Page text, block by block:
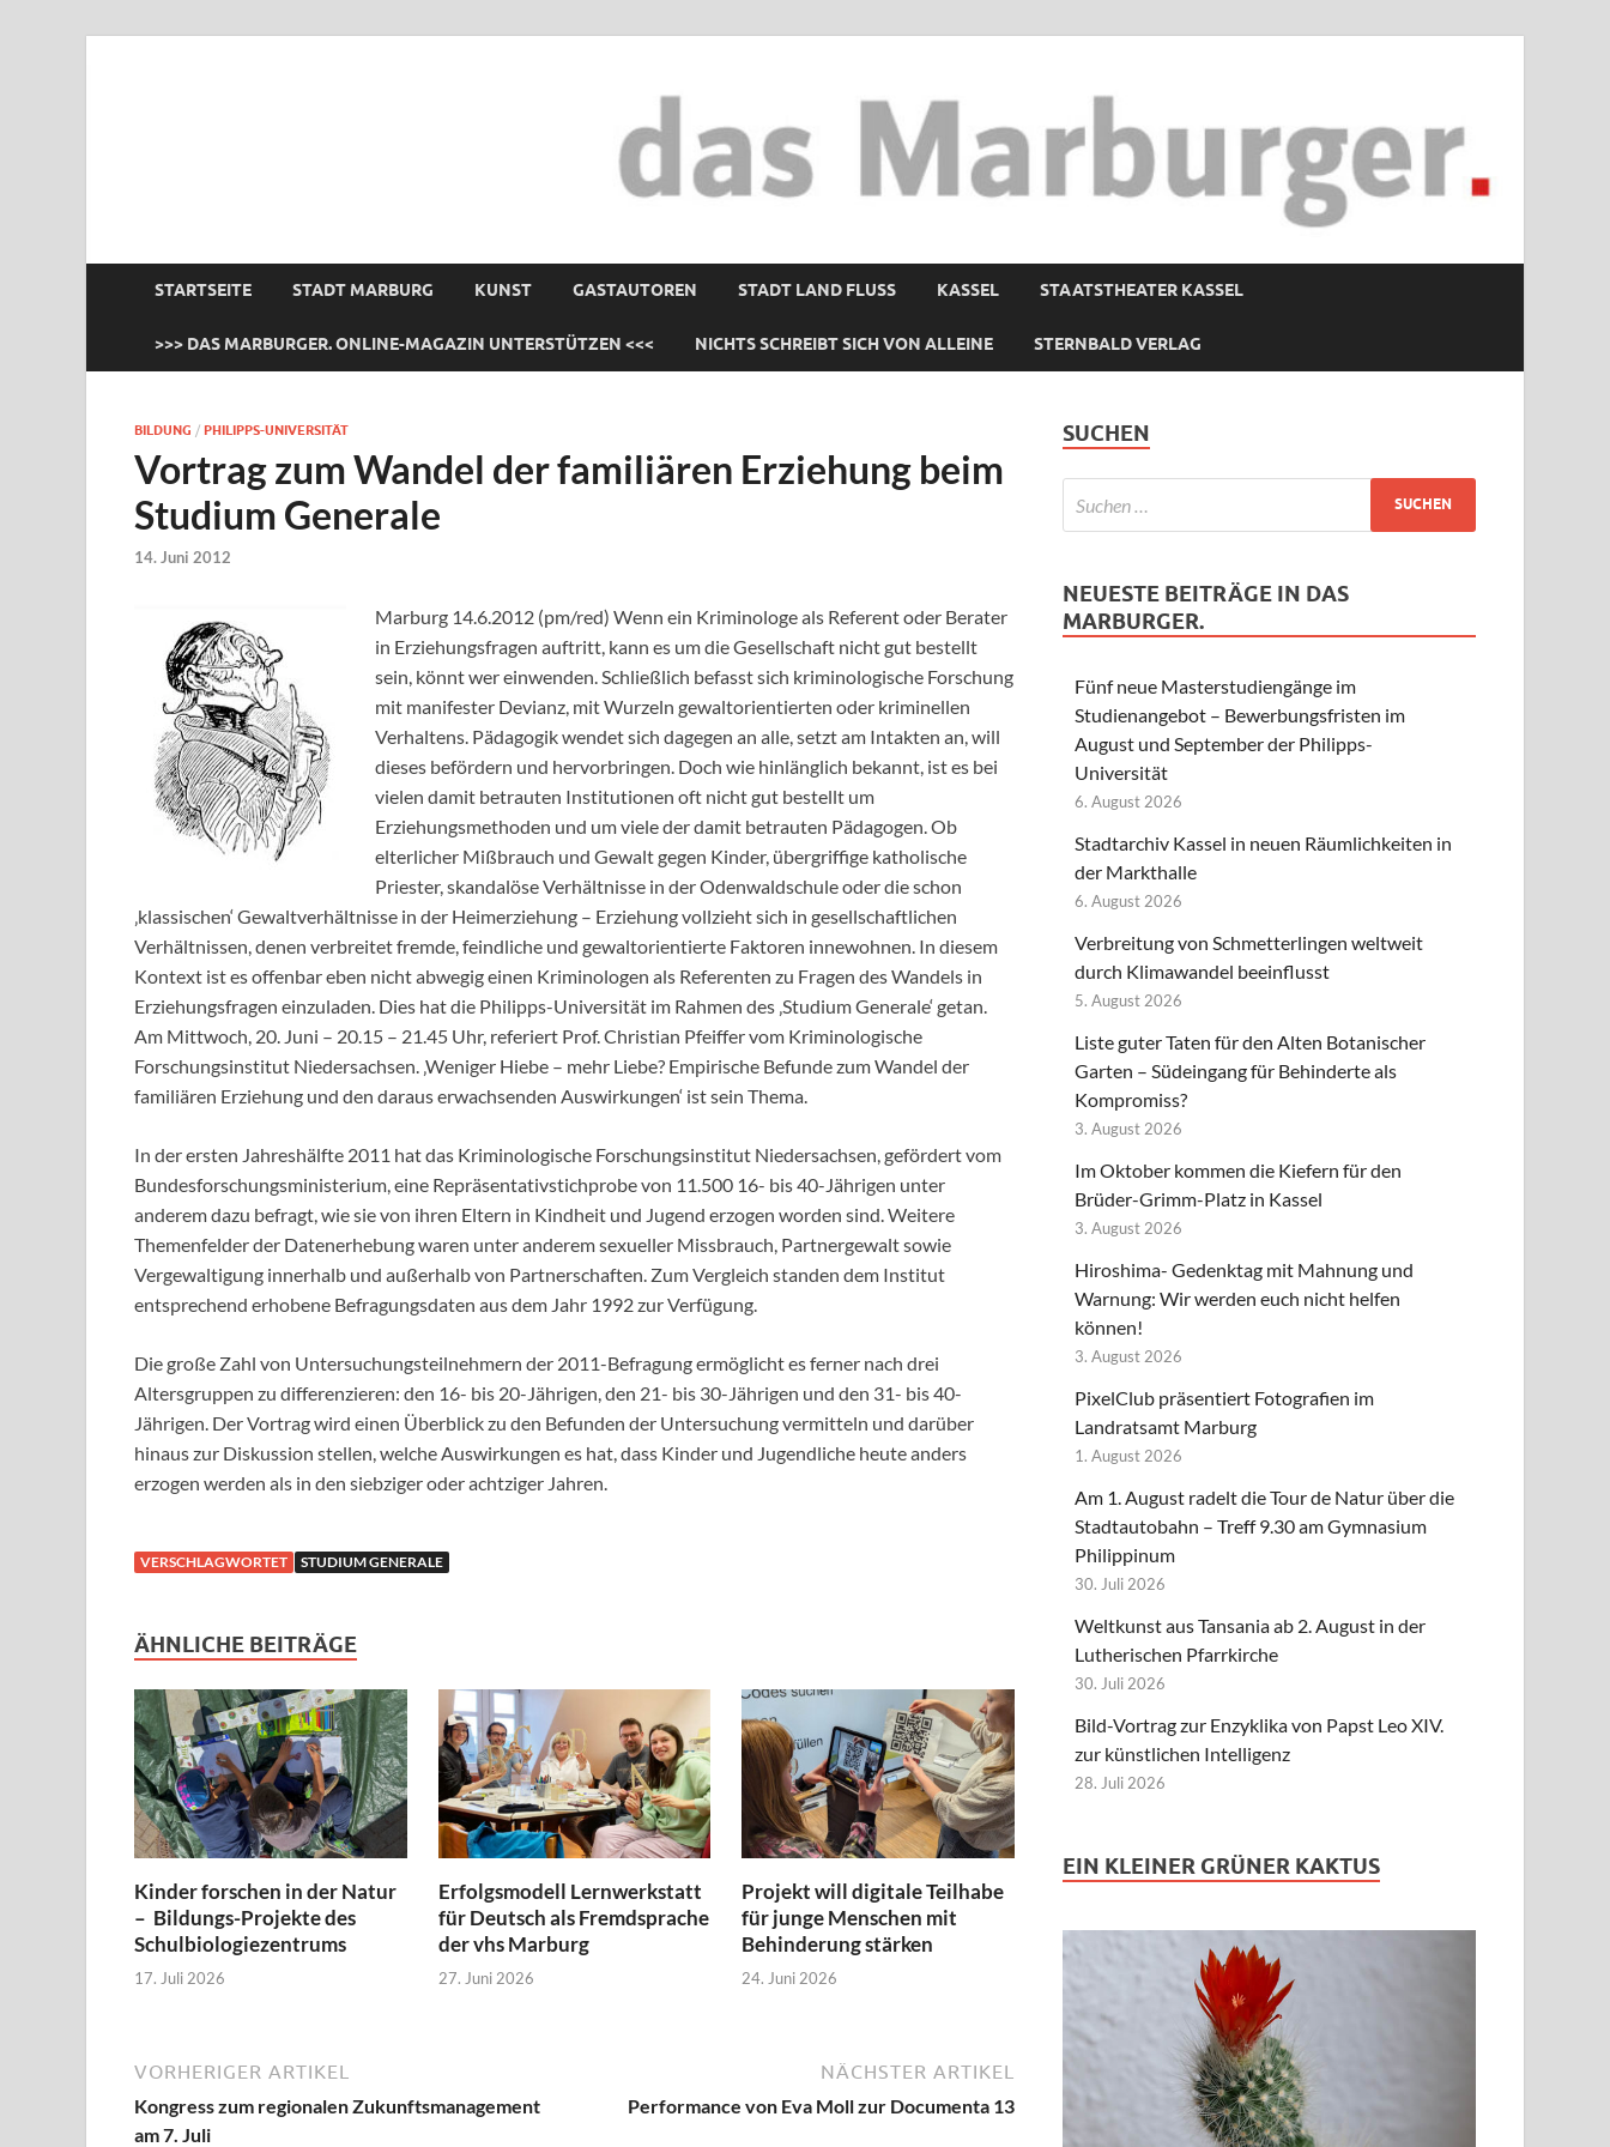
STARTSEITE STADT MARBURG KUNST GASTAUTOREN STADT LAND FLUSS KASSEL STAATSTHEATER KASSEL
>>> DAS MARBURGER. ONLINE-MAGAZIN UNTERSTÜTZEN <<< NICHTS SCHREIBT SICH VON ALLEINE STERNBALD VERLAG
BILDUNG / PHILIPPS-UNIVERSITÄT
Vortrag zum Wandel der familiären Erziehung beim
Studium Generale
14. Juni 2012
Marburg 14.6.2012 (pm/red) Wenn ein Kriminologe als Referent oder Berater
in Erziehungsfragen auftritt, kann es um die Gesellschaft nicht gut bestellt
sein, könnt wer einwenden. Schließlich befasst sich kriminologische Forschung
mit manifester Devianz, mit Wurzeln gewaltorientierten oder kriminellen
Verhaltens. Pädagogik wendet sich dagegen an alle, setzt am Intakten an, will
dieses befördern und hervorbringen. Doch wie hinlänglich bekannt, ist es bei
vielen damit betrauten Institutionen oft nicht gut bestellt um
Erziehungsmethoden und um viele der damit betrauten Pädagogen. Ob
elterlicher Mißbrauch und Gewalt gegen Kinder, übergriffige katholische
Priester, skandalöse Verhältnisse in der Odenwaldschule oder die schon
‚klassischen‘ Gewaltverhältnisse in der Heimerziehung – Erziehung vollzieht sich in gesellschaftlichen
Verhältnissen, denen verbreitet fremde, feindliche und gewaltorientierte Faktoren innewohnen. In diesem
Kontext ist es offenbar eben nicht abwegig einen Kriminologen als Referenten zu Fragen des Wandels in
Erziehungsfragen einzuladen. Dies hat die Philipps-Universität im Rahmen des ‚Studium Generale‘ getan.
Am Mittwoch, 20. Juni – 20.15 – 21.45 Uhr, referiert Prof. Christian Pfeiffer vom Kriminologische
Forschungsinstitut Niedersachsen. ‚Weniger Hiebe – mehr Liebe? Empirische Befunde zum Wandel der
familiären Erziehung und den daraus erwachsenden Auswirkungen‘ ist sein Thema.
In der ersten Jahreshälfte 2011 hat das Kriminologische Forschungsinstitut Niedersachsen, gefördert vom
Bundesforschungsministerium, eine Repräsentativstichprobe von 11.500 16- bis 40-Jährigen unter
anderem dazu befragt, wie sie von ihren Eltern in Kindheit und Jugend erzogen worden sind. Weitere
Themenfelder der Datenerhebung waren unter anderem sexueller Missbrauch, Partnergewalt sowie
Vergewaltigung innerhalb und außerhalb von Partnerschaften. Zum Vergleich standen dem Institut
entsprechend erhobene Befragungsdaten aus dem Jahr 1992 zur Verfügung.
Die große Zahl von Untersuchungsteilnehmern der 2011-Befragung ermöglicht es ferner nach drei
Altersgruppen zu differenzieren: den 16- bis 20-Jährigen, den 21- bis 30-Jährigen und den 31- bis 40-
Jährigen. Der Vortrag wird einen Überblick zu den Befunden der Untersuchung vermitteln und darüber
hinaus zur Diskussion stellen, welche Auswirkungen es hat, dass Kinder und Jugendliche heute anders
erzogen werden als in den siebziger oder achtziger Jahren.
VERSCHLAGWORTET STUDIUM GENERALE
ÄHNLICHE BEITRÄGE
Kinder forschen in der Natur
– Bildungs-Projekte des
Schulbiologiezentrums
17. Juli 2026
Erfolgsmodell Lernwerkstatt
für Deutsch als Fremdsprache
der vhs Marburg
27. Juni 2026
Projekt will digitale Teilhabe
für junge Menschen mit
Behinderung stärken
24. Juni 2026
VORHERIGER ARTIKEL
Kongress zum regionalen Zukunftsmanagement
am 7. Juli
NÄCHSTER ARTIKEL
Performance von Eva Moll zur Documenta 13
SUCHEN
NEUESTE BEITRÄGE IN DAS
MARBURGER.
Fünf neue Masterstudiengänge im
Studienangebot – Bewerbungsfristen im
August und September der Philipps-
Universität
6. August 2026
Stadtarchiv Kassel in neuen Räumlichkeiten in
der Markthalle
6. August 2026
Verbreitung von Schmetterlingen weltweit
durch Klimawandel beeinflusst
5. August 2026
Liste guter Taten für den Alten Botanischer
Garten – Südeingang für Behinderte als
Kompromiss?
3. August 2026
Im Oktober kommen die Kiefern für den
Brüder-Grimm-Platz in Kassel
3. August 2026
Hiroshima- Gedenktag mit Mahnung und
Warnung: Wir werden euch nicht helfen
können!
3. August 2026
PixelClub präsentiert Fotografien im
Landratsamt Marburg
1. August 2026
Am 1. August radelt die Tour de Natur über die
Stadtautobahn – Treff 9.30 am Gymnasium
Philippinum
30. Juli 2026
Weltkunst aus Tansania ab 2. August in der
Lutherischen Pfarrkirche
30. Juli 2026
Bild-Vortrag zur Enzyklika von Papst Leo XIV.
zur künstlichen Intelligenz
28. Juli 2026
EIN KLEINER GRÜNER KAKTUS